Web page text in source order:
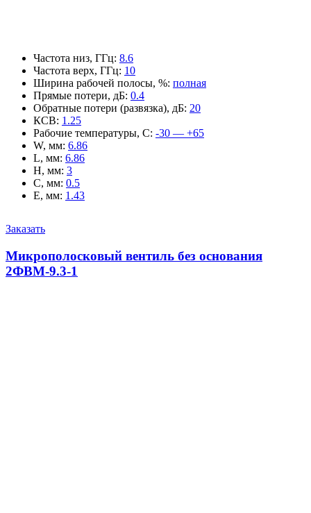
Частота низ, ГГц: 8.6
Частота верх, ГГц: 10
Ширина рабочей полосы, %: полная
Прямые потери, дБ: 0.4
Обратные потери (развязка), дБ: 20
КСВ: 1.25
Рабочие температуры, С: -30 — +65
W, мм: 6.86
L, мм: 6.86
H, мм: 3
C, мм: 0.5
E, мм: 1.43
Заказать
Микрополосковый вентиль без основания
2ФВМ-9.3-1